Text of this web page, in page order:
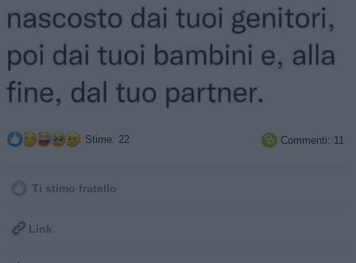
Stime: 22  Commenti: 11
Ti stimo fratello
 Link